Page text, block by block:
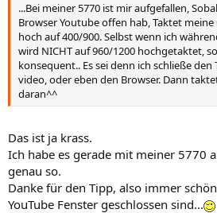
...Bei meiner 5770 ist mir aufgefallen,
Browser Youtube offen hab, Taktet
hoch auf 400/900. Selbst wenn ich
wird NICHT auf 960/1200 hochgetaktet,
konsequent.. Es sei denn ich schließe
video, oder eben den Browser. Dann
daran^^
Das ist ja krass.
Ich habe es gerade mit meiner 5770
genau so.
Danke für den Tipp, also immer
YouTube Fenster geschlossen sind...